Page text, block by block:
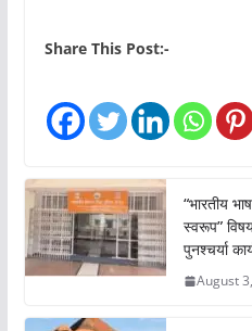
a
n
…
Share This Post:-
“भारतीय
स्वरूप”
पुनश्चर्या
August